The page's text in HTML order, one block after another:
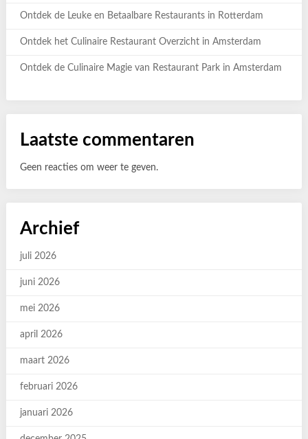
Ontdek de Leuke en Betaalbare Restaurants in Rotterdam
Ontdek het Culinaire Restaurant Overzicht in Amsterdam
Ontdek de Culinaire Magie van Restaurant Park in Amsterdam
Laatste commentaren
Geen reacties om weer te geven.
Archief
juli 2026
juni 2026
mei 2026
april 2026
maart 2026
februari 2026
januari 2026